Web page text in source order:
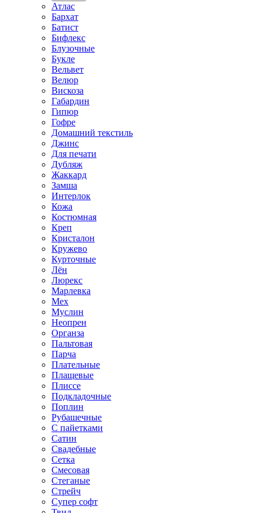
Атлас
Бархат
Батист
Бифлекс
Блузочные
Букле
Вельвет
Велюр
Вискоза
Габардин
Гипюр
Гофре
Домашний текстиль
Джинс
Для печати
Дубляж
Жаккард
Замша
Интерлок
Кожа
Костюмная
Креп
Кристалон
Кружево
Курточные
Лён
Люрекс
Марлевка
Мех
Муслин
Неопрен
Органза
Пальтовая
Парча
Плательные
Плащевые
Плиссе
Подкладочные
Поплин
Рубашечные
С пайетками
Сатин
Свадебные
Сетка
Смесовая
Стеганые
Стрейч
Супер софт